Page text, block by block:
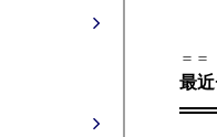
＝＝
最